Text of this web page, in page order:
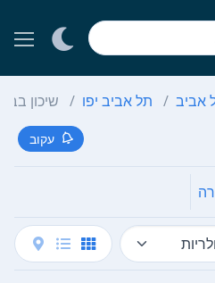
אביב תל אביב יפו שיכון
עקוב